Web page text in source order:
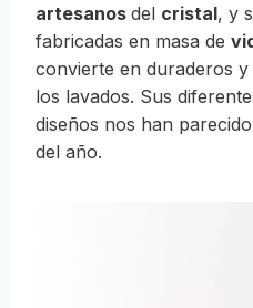
artesanos del cristal, y
fabricadas en masa de
convierte en duraderos
los lavados. Sus
diseños nos han
del año.